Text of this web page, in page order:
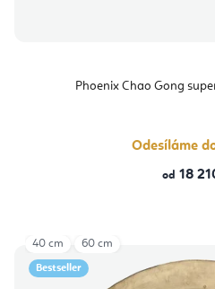
Phoenix Chao Gong
Odesíláme
od 18
Bestseller
40 cm 60 cm